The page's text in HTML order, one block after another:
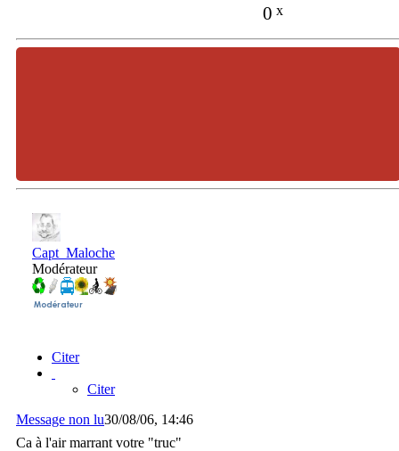
0 x
Capt_Maloche
Modérateur
Citer
Citer
Message non lu30/08/06, 14:46
Ca à l'air marrant votre "truc"